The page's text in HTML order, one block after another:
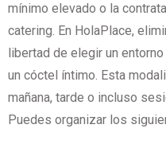
mínimo elevado o la
catering. En HolaPlace,
libertad de elegir un
un cóctel íntimo. Esta
mañana, tarde o incluso
Puedes organizar los